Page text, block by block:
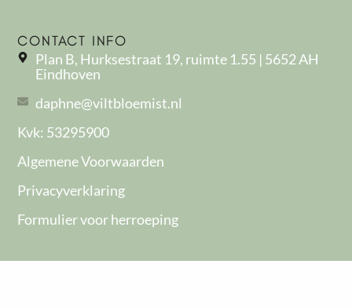
CONTACT INFO
Plan B, Hurksestraat 19, ruimte 1.55 | 5652 AH
Eindhoven
daphne@viltbloemist.nl
Kvk: 53295900
Algemene Voorwaarden
Privacyverklaring
Formulier voor herroeping